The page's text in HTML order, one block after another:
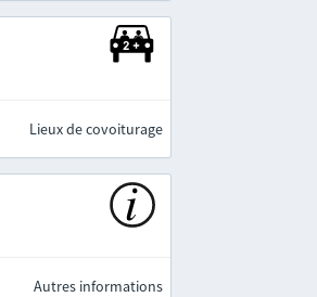
Lieux de covoiturage
Autres informations